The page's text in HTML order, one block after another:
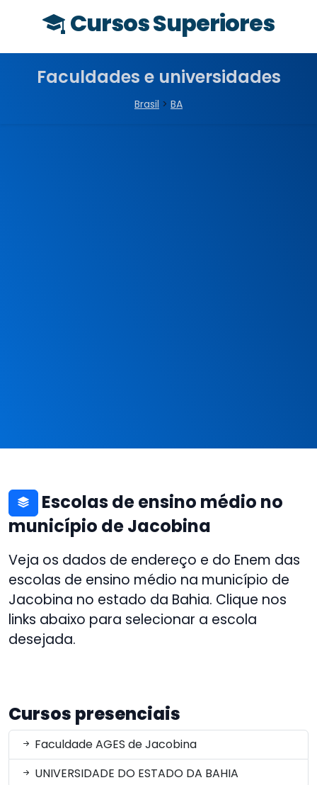
Cursos Superiores
Faculdades e universidades
Brasil > BA
Escolas de ensino médio no
município de Jacobina
Veja os dados de endereço e do Enem das
escolas de ensino médio na município de
Jacobina no estado da Bahia. Clique nos
links abaixo para selecionar a escola
desejada.
Cursos presenciais
Faculdade AGES de Jacobina
UNIVERSIDADE DO ESTADO DA BAHIA